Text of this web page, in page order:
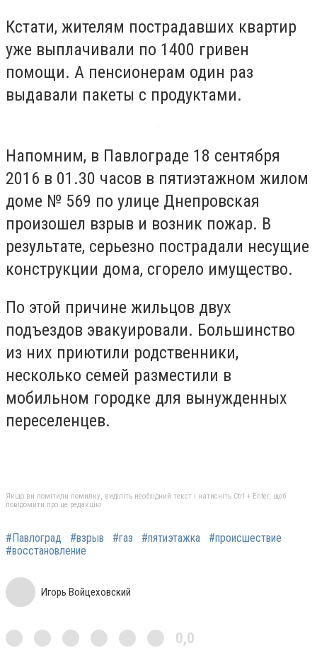
Кстати, жителям пострадавших квартир
уже выплачивали по 1400 гривен
помощи. А пенсионерам один раз
выдавали пакеты с продуктами.
Напомним, в Павлограде 18 сентября
2016 в 01.30 часов в пятиэтажном жилом
доме № 569 по улице Днепровская
произошел взрыв и возник пожар. В
результате, серьезно пострадали несущие
конструкции дома, сгорело имущество.
По этой причине жильцов двух
подъездов эвакуировали. Большинство
из них приютили родственники,
несколько семей разместили в
мобильном городке для вынужденных
переселенцев.
Якщо ви помітили помилку, виділіть необхідний текст і натисніть Ctrl + Enter, щоб
повідомити про це редакцію
#Павлоград #взрыв #газ #пятиэтажка
#происшествие
#восстановление
Игорь Войцеховский
0,0